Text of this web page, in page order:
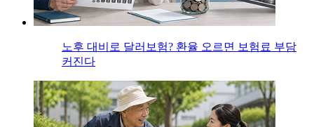
노후 대비로 달러보험? 환율 오르면 보험료 부담
커진다